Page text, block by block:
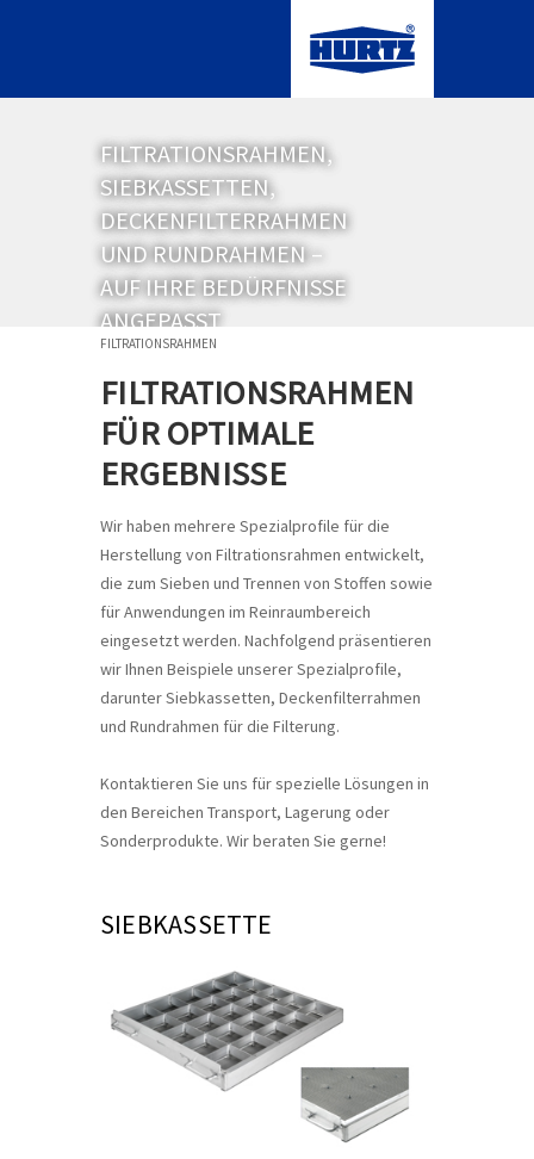
FILTRATIONSRAHMEN,
SIEBKASSETTEN,
DECKENFILTERRAHMEN
UND RUNDRAHMEN –
AUF IHRE BEDÜRFNISSE
ANGEPASST
FILTRATIONSRAHMEN
FILTRATIONSRAHMEN
FÜR OPTIMALE
ERGEBNISSE
Wir haben mehrere Spezialprofile für die
Herstellung von Filtrationsrahmen entwickelt,
die zum Sieben und Trennen von Stoffen sowie
für Anwendungen im Reinraumbereich
eingesetzt werden. Nachfolgend präsentieren
wir Ihnen Beispiele unserer Spezialprofile,
darunter Siebkassetten, Deckenfilterrahmen
und Rundrahmen für die Filterung.
Kontaktieren Sie uns für spezielle Lösungen in
den Bereichen Transport, Lagerung oder
Sonderprodukte. Wir beraten Sie gerne!
SIEBKASSETTE